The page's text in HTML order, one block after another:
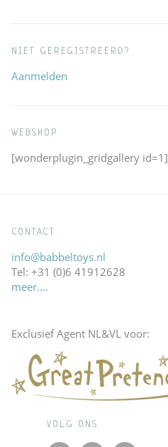
NIET GEREGISTREERD?
Aanmelden
WEBSHOP
[wonderplugin_gridgallery id=1]
CONTACT
info@babbeltoys.nl
Tel: +31 (0)6 41912628
meer….
Exclusief Agent NL&VL voor:
VOLG ONS